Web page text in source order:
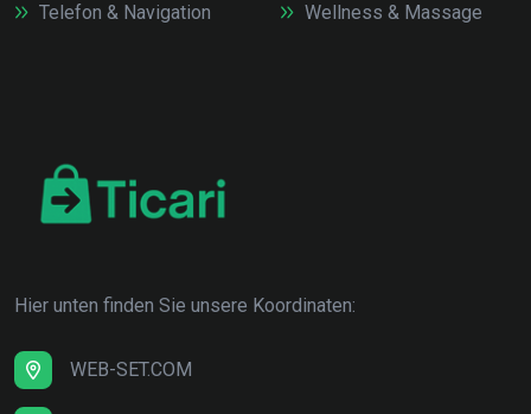
Telefon & Navigation
Wellness & Massage
Hier unten finden Sie unsere Koordinaten:
WEB-SET.COM